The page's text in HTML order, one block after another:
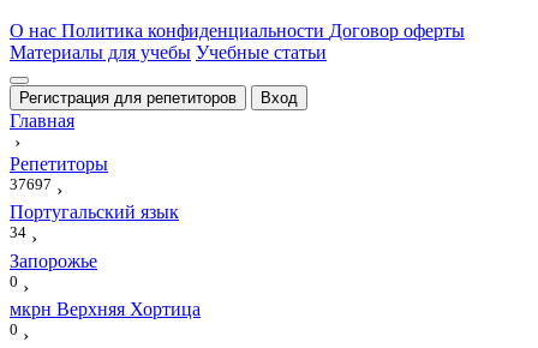
О нас Политика конфиденциальности Договор оферты
Материалы для учебы Учебные статьи
Регистрация для репетиторов Вход
Главная
›
Репетиторы
37697 ›
Португальский язык
34 ›
Запорожье
0 ›
мкрн Верхняя Хортица
0 ›